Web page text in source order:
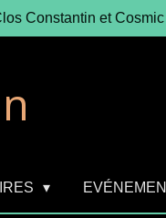
Constantin et Cosmic